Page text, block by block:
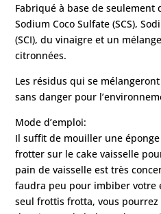
Fabriqué à base de seulement
Sodium Coco Sulfate (SCS),
(SCI), du vinaigre et un
citronnées.
Les résidus qui se
sans danger pour
Mode d’emploi:
Il suffit de mouiller une
frotter sur le cake vaisselle
pain de vaisselle est très
faudra peu pour imbiber votre
seul frottis frotta, vous